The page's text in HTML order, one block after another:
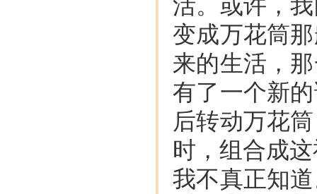
活。或许，
变成万花筒
来的生活，
有了一个新
后转动万花
时，组合成
我不真正知